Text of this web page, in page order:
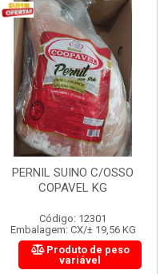
HAMBURGUER BOVINO
PERDIGAO CX 2,016KG
Código: 1263
Embalagem: CX/1